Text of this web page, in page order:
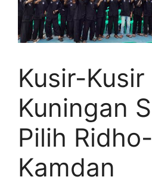
Kusir-
Kuningan
Pilih Ridho-
Kamdan